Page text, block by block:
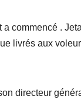
a commencé .
livrés aux
directeur